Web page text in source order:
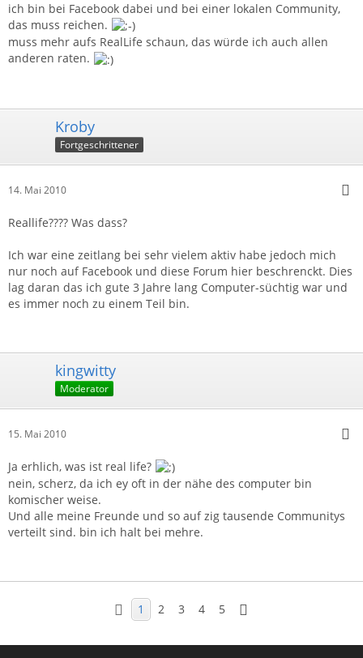
ich bin bei Facebook dabei und bei einer lokalen Community,
das muss reichen.
muss mehr aufs RealLife schaun, das würde ich auch allen
anderen raten.
Kroby
Fortgeschrittener
14. Mai 2010
Reallife???? Was dass?
Ich war eine zeitlang bei sehr vielem aktiv habe jedoch mich
nur noch auf Facebook und diese Forum hier beschrenckt. Dies
lag daran das ich gute 3 Jahre lang Computer-süchtig war und
es immer noch zu einem Teil bin.
kingwitty
Moderator
15. Mai 2010
Ja erhlich, was ist real life?
nein, scherz, da ich ey oft in der nähe des computer bin
komischer weise.
Und alle meine Freunde und so auf zig tausende Communitys
verteilt sind. bin ich halt bei mehre.
1 2 3 4 5